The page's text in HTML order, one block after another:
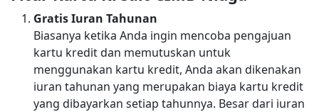
Gratis Iuran Tahunan
Biasanya ketika Anda ingin mencoba pengajuan
kartu kredit dan memutuskan untuk
menggunakan kartu kredit, Anda akan dikenakan
iuran tahunan yang merupakan biaya kartu kredit
yang dibayarkan setiap tahunnya. Besar dari iuran